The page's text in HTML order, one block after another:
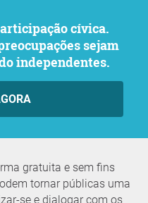
sejam
independentes.
gratuita e sem fins
tornar públicas uma
se e dialogar com os